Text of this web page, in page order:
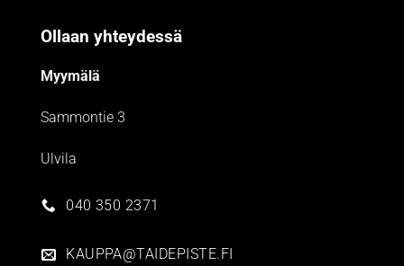
Ollaan yhteydessä
Myymälä
Sammontie 3
Ulvila
040 350 2371
KAUPPA@TAIDEPISTE.FI